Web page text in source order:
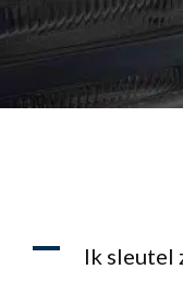
A
Ik sleutel